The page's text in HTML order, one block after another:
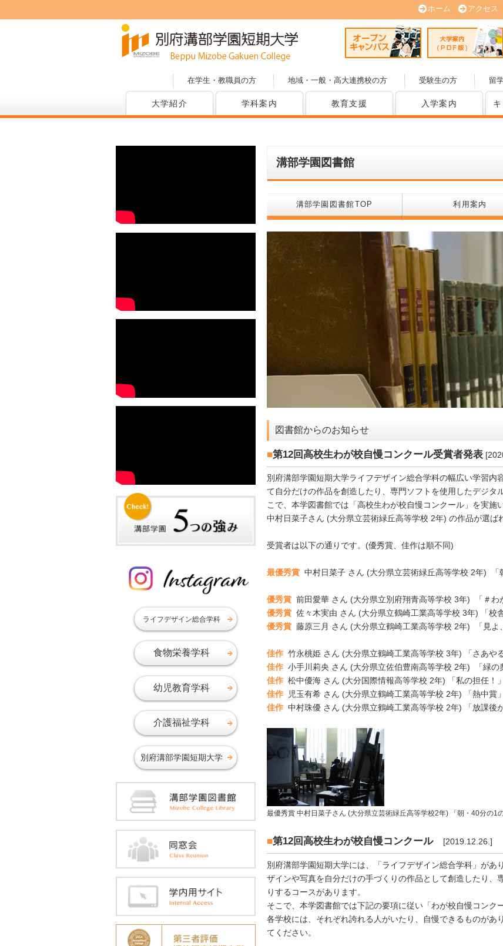
ホーム アクセス
オープンキャンパス
在学生・教職員の方 地域・一般・高大連携校の方 受験生の方 留
大学紹介 学科案内 教育支援 入学案内
溝部学園図書館
溝部学園図書館TOP 利用案内
図書館からのお知らせ
■第12回高校生わが校自慢コンクール受賞者発表
別府溝部学園短期大学ライフデザイン総合学科の幅広い学習内
て自分だけの作品を創造したり、専門ソフトを使用したデジタ
こで、本学図書館では「高校生わが校自慢コンクール」を実施
中村日菜子さん (大分県立芸術緑丘高等学校 2年) の作品が選ば
受賞者は以下の通りです。(優秀賞、佳作は順不同)
最優秀賞中村日菜子 さん (大分県立芸術緑丘高等学校 2年) 「
優秀賞前田愛華 さん (大分県立別府翔青高等学校 3年) 「＃わ
優秀賞佐々木実由 さん (大分県立鶴崎工業高等学校 3年) 「校舎
優秀賞藤原三月 さん (大分県立鶴崎工業高等学校 2年) 「見よ
佳作竹永桃姫 さん (大分県立鶴崎工業高等学校 3年) 「さあやる
佳作小手川莉央 さん (大分県立佐伯豊南高等学校 2年) 「緑の
佳作松中優海 さん (大分国際情報高等学校 2年) 「私の担任！」
佳作児玉有希 さん (大分県立鶴崎工業高等学校 2年) 「熱中賞」
佳作 中村珠優 さん (大分県立鶴崎工業高等学校 2年) 「放課後
最優秀賞 中村日菜子さん (大分県立芸術緑丘高等学校2年) 「朝・40分の1の
■第12回高校生わが校自慢コンクール [2019.12.26.]
別府溝部学園短期大学には、「ライフデザイン総合学科」があ
ザインや写真を自分だけの手づくりの作品として創造したり、
りするコースがあります。
そこで、本学図書館では下記の要項に従い「わが校自慢コンク
各学校には、それぞれ誇れる人がいたり、自慢できるものがあ
てください。
ライフデザイン総合学科
食物栄養学科
幼児教育学科
介護福祉学科
別府溝部学園短期大学